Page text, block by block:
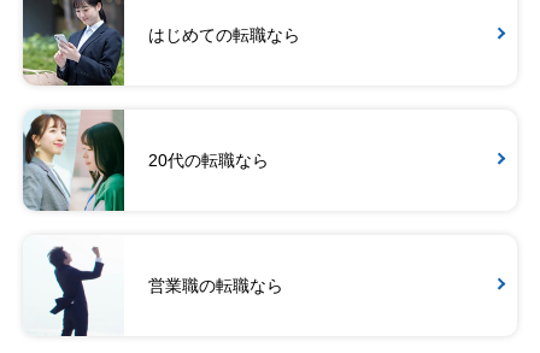
はじめての転職なら
20代の転職なら
営業職の転職なら